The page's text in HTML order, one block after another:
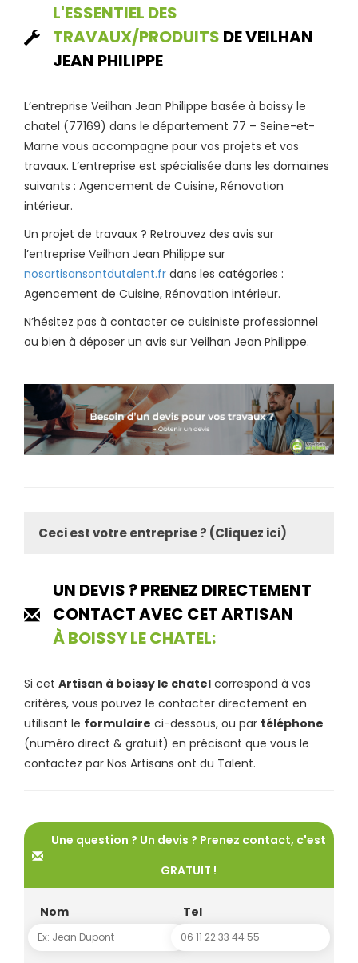
L'ESSENTIEL DES
TRAVAUX/PRODUITS DE VEILHAN
JEAN PHILIPPE
L’entreprise Veilhan Jean Philippe basée à boissy le
chatel (77169) dans le département 77 – Seine-et-
Marne vous accompagne pour vos projets et vos
travaux. L’entreprise est spécialisée dans les domaines
suivants : Agencement de Cuisine, Rénovation
intérieur.
Un projet de travaux ? Retrouvez des avis sur
l’entreprise Veilhan Jean Philippe sur
nosartisansontdutalent.fr dans les catégories :
Agencement de Cuisine, Rénovation intérieur.
N’hésitez pas à contacter ce cuisiniste professionnel
ou bien à déposer un avis sur Veilhan Jean Philippe.
Ceci est votre entreprise ? (Cliquez ici)
UN DEVIS ? PRENEZ DIRECTEMENT
CONTACT AVEC CET ARTISAN
À BOISSY LE CHATEL:
Si cet Artisan à boissy le chatel correspond à vos
critères, vous pouvez le contacter directement en
utilisant le formulaire ci-dessous, ou par téléphone
(numéro direct & gratuit) en précisant que vous le
contactez par Nos Artisans ont du Talent.
Une question ? Un devis ? Prenez contact, c'est
GRATUIT !
Nom Tel